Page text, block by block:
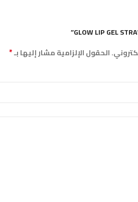
الحقول الإلزامية مشار إليها بـ*